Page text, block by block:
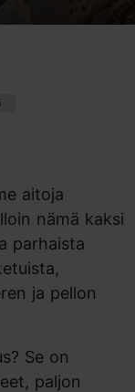
aitoja
nämä kaksi
parhaista
ja pellon
Se on
paljon